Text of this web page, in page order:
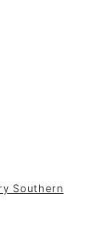
Southern